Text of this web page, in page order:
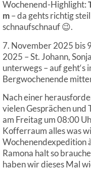
Wochenend-Highlight:
m– da gehts richtig
schnaufschnauf 😉.
7. November 2025 bis
2025 – St. Johann,
unterwegs – auf geht‘s
Bergwochenende
Nach einer
vielen Gesprächen und
am Freitag um 08:00
Kofferraum alles was
Wochenendexpedition
Ramona halt so
haben wir dieses Mal